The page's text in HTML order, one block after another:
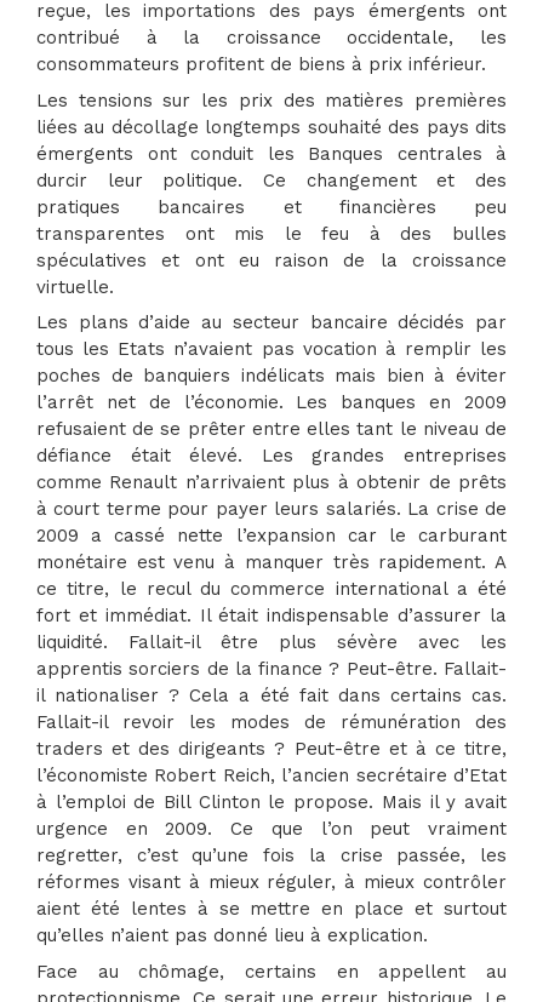
reçue, les importations des pays émergents ont
contribué à la croissance occidentale, les
consommateurs profitent de biens à prix inférieur.
Les tensions sur les prix des matières premières
liées au décollage longtemps souhaité des pays dits
émergents ont conduit les Banques centrales à
durcir leur politique. Ce changement et des
pratiques bancaires et financières peu
transparentes ont mis le feu à des bulles
spéculatives et ont eu raison de la croissance
virtuelle.
Les plans d’aide au secteur bancaire décidés par
tous les Etats n’avaient pas vocation à remplir les
poches de banquiers indélicats mais bien à éviter
l’arrêt net de l’économie. Les banques en 2009
refusaient de se prêter entre elles tant le niveau de
défiance était élevé. Les grandes entreprises
comme Renault n’arrivaient plus à obtenir de prêts
à court terme pour payer leurs salariés. La crise de
2009 a cassé nette l’expansion car le carburant
monétaire est venu à manquer très rapidement. A
ce titre, le recul du commerce international a été
fort et immédiat. Il était indispensable d’assurer la
liquidité. Fallait-il être plus sévère avec les
apprentis sorciers de la finance ? Peut-être. Fallait-
il nationaliser ? Cela a été fait dans certains cas.
Fallait-il revoir les modes de rémunération des
traders et des dirigeants ? Peut-être et à ce titre,
l’économiste Robert Reich, l’ancien secrétaire d’Etat
à l’emploi de Bill Clinton le propose. Mais il y avait
urgence en 2009. Ce que l’on peut vraiment
regretter, c’est qu’une fois la crise passée, les
réformes visant à mieux réguler, à mieux contrôler
aient été lentes à se mettre en place et surtout
qu’elles n’aient pas donné lieu à explication.
Face au chômage, certains en appellent au